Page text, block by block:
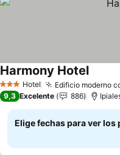
3 Estrellas
Hotel Edificio moderno
Harmony HotelVer
9,3 Excelente 886
Elige fechas para ver los